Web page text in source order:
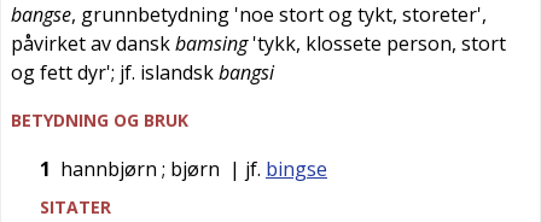
bangse, grunnbetydning 'noe stort og tykt, storeter',
påvirket avdanskbamsing'tykk, klossete person, stort
og fett dyr'; jf. islandskbangsi
BETYDNING OG BRUK
1 hannbjørn ; bjørn | jf. bingse
SITATER